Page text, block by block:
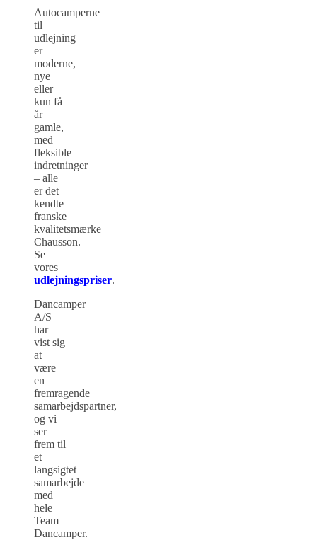
Autocamperne
til
udlejning
er
moderne,
nye
eller
kun få
år
gamle,
med
fleksible
indretninger
– alle
er det
kendte
franske
kvalitetsmærke
Chausson.
Se
vores
udlejningspriser.
Dancamper
A/S
har
vist sig
at
være
en
fremragende
samarbejdspartner,
og vi
ser
frem til
et
langsigtet
samarbejde
med
hele
Team
Dancamper.